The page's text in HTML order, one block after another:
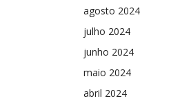
agosto 2024
julho 2024
junho 2024
maio 2024
abril 2024